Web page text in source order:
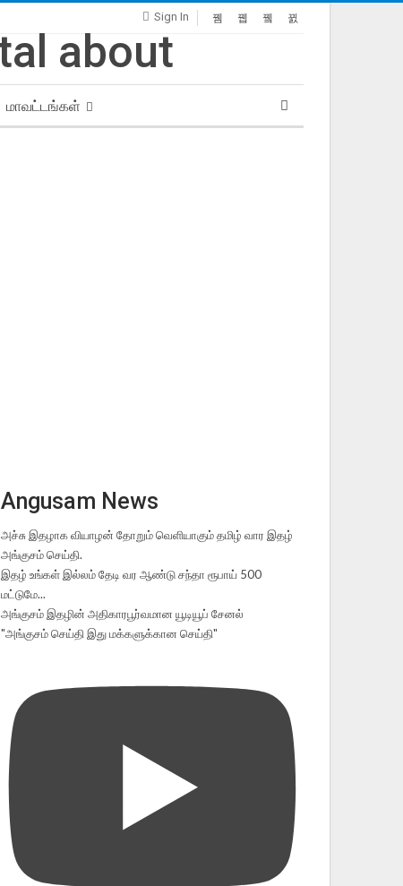
Sign In
மாவட்டங்கள்
Angusam News
அச்சு இதழாக வியாழன் தோறும் வெளியாகும் தமிழ் வார இதழ்
அங்குசம் செய்தி.
இதழ் உங்கள் இல்லம் தேடி வர ஆண்டு சந்தா ரூபாய் 500
மட்டுமே...
அங்குசம் இதழின் அதிகாரபூர்வமான யூடியூப் சேனல்
"அங்குசம் செய்தி இது மக்களுக்கான செய்தி"